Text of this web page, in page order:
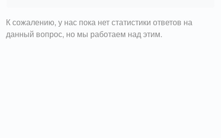
К сожалению, у нас пока нет статистики ответов на
данный вопрос, но мы работаем над этим.